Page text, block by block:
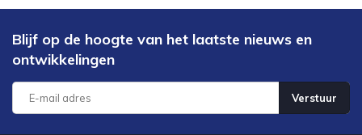
Blijf op de hoogte van het laatste nieuws en
ontwikkelingen
Verstuur